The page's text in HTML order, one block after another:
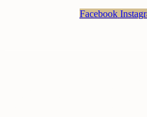
Facebook